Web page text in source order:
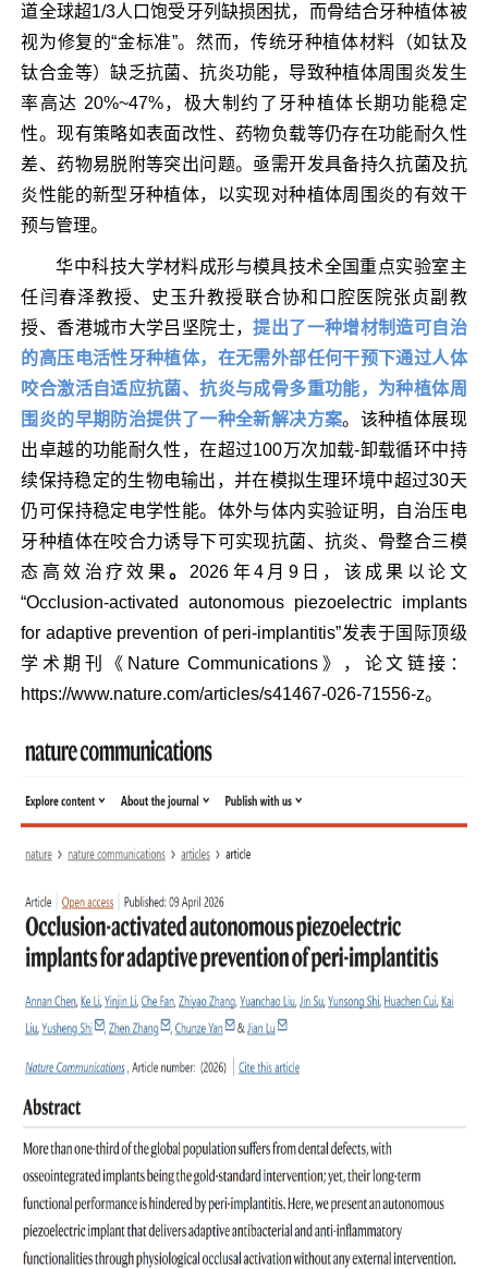
道全球超1/3人口饱受牙列缺损困扰，而骨结合牙种植体被
视为修复的“金标准”。然而，传统牙种植体材料（如钛及
钛合金等）缺乏抗菌、抗炎功能，导致种植体周围炎发生
率高达 20%~47%，极大制约了牙种植体长期功能稳定
性。现有策略如表面改性、药物负载等仍存在功能耐久性
差、药物易脱附等突出问题。 亟需开发具备持久抗菌及抗
炎性能的新型牙种植体，以实现对种植体周围炎的有效干
预与管理。
华中科技大学材料成形与模具技术全国重点实验室主
任闫春泽教授、史玉升教授联合协和口腔医院张贞副教
授、香港城市大学吕坚院士，提出了一种增材制造可自治
的高压电活性牙种植体，在无需外部任何干预下通过人体
咬合激活自适应抗菌、抗炎与成骨多重功能，为种植体周
围炎的早期防治提供了一种全新解决方案。该种植体展现
出卓越的功能耐久性，在超过100万次加载-卸载循环中持
续保持稳定的生物电输出 ，并在模拟生理环境中超过30天
仍可保持稳定电学性能。体外与体内实验证明， 自治压电
牙种植体在咬合力诱导下可实现抗菌、抗炎、骨整合三模
态高效治疗效果 。 2026年4月9日，该成果以论文
“Occlusion-activated autonomous piezoelectric implants
for adaptive prevention of peri-implantitis”发表于国际顶级
学术期刊《Nature Communications》，论文链接：
https://www.nature.com/articles/s41467-026-71556-z。